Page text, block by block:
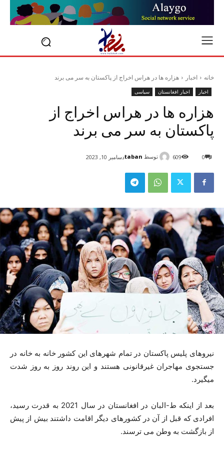
خانه اخبار هزاره ها در هراس اخراج از پاکستان به سر می برند
اخبار اخبار افغانستان سیاسی
هزاره ها در هراس اخراج از
پاکستان به سر می برند
توسط tabanدسامبر 10, 2023 0
609
نیروهای پلیس پاکستان در تمام شهرهای این کشور خانه به خانه در
جستجوی مهاجران غیرقانونی هستند و این روند روز به روز شدت
میگیرد.
بعد از اینکه ط-البان در افغانستان در سال 2021 به قدرت رسید،
افرادی که قبل از آن در کشورهای دیگر اقامت داشتند بیش از پیش
از بازگشت به وطن می ترسند.